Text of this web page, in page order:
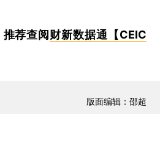
荐查阅 财新数据通【CEIC
版面编辑：邵超